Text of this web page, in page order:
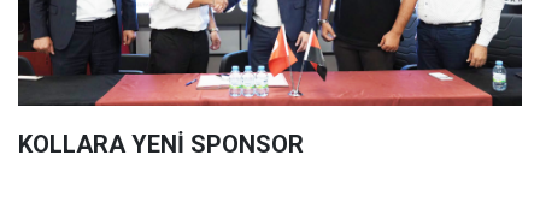
KOLLARA YENİ SPONSOR